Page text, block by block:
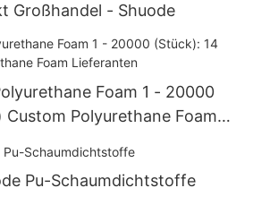
Großhandel - Shuode
Foam 1 - 20000
Custom Polyurethane Foam
Pu-Schaumdichtstoffe